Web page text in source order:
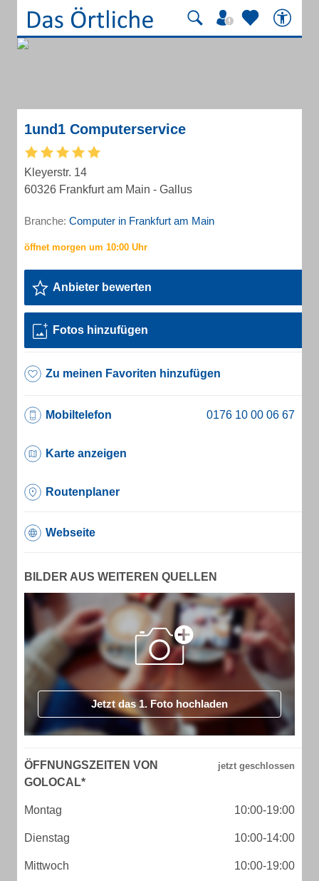
1und1 Computerservice
Kleyerstr. 14
60326 Frankfurt am Main - Gallus
Branche: Computer in Frankfurt am Main
Anbieter bewerten
Fotos hinzufügen
Zu meinen Favoriten hinzufügen
Mobiltelefon
Karte anzeigen
Routenplaner
Webseite
BILDER AUS WEITEREN QUELLEN
Jetzt das 1. Foto hochladen
ÖFFNUNGSZEITEN VON
GOLOCAL*
Montag 10:00-19:00
Dienstag 10:00-14:00
Mittwoch 10:00-19:00